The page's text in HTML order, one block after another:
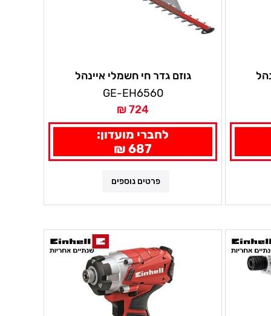
גוזם גדר חי חשמלי איינהל
GE-EH6560
724 ₪
לחברי מועדון:
687 ₪
פרטים נוספים